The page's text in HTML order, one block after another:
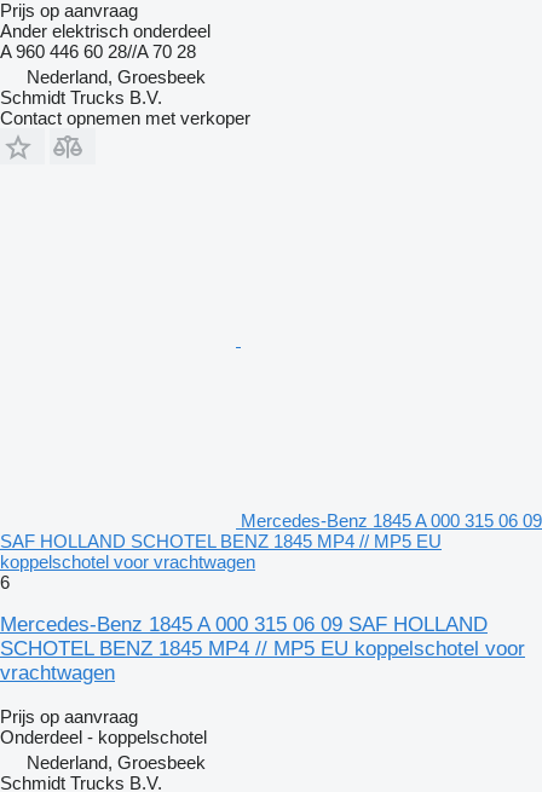
Prijs op aanvraag
Ander elektrisch onderdeel
A 960 446 60 28//A 70 28
Nederland, Groesbeek
Schmidt Trucks B.V.
Contact opnemen met verkoper
Mercedes-Benz 1845 A 000 315 06 09
SAF HOLLAND SCHOTEL BENZ 1845 MP4 // MP5 EU
koppelschotel voor vrachtwagen
6
Mercedes-Benz 1845 A 000 315 06 09 SAF HOLLAND
SCHOTEL BENZ 1845 MP4 // MP5 EU koppelschotel voor
vrachtwagen
Prijs op aanvraag
Onderdeel - koppelschotel
Nederland, Groesbeek
Schmidt Trucks B.V.